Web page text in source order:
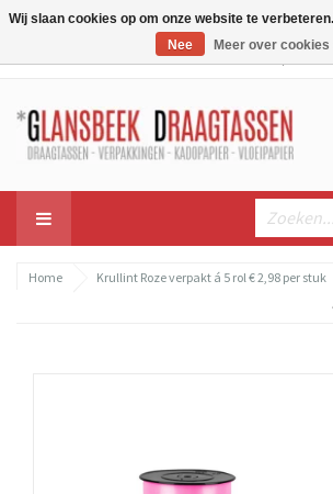
Home
Krullint Roze verpakt á 5 rol € 2,98 per stuk
Wij slaan cookies op om onze website te
Nee
Meer over cookies